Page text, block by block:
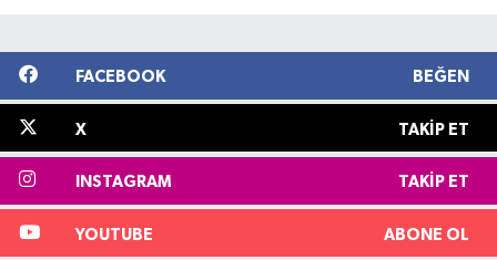
FACEBOOK BEĞEN
X TAKIP ET
INSTAGRAM TAKIP ET
YOUTUBE ABONE OL